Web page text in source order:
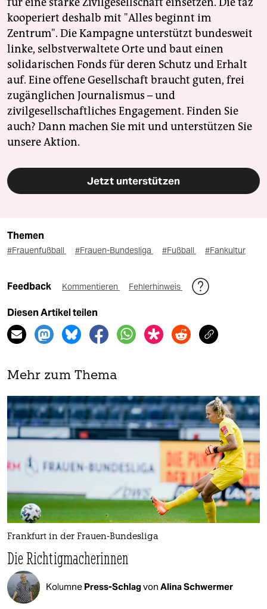
kooperiert deshalb mit "Alles beginnt im
Zentrum". Die Kampagne unterstützt bundesweit
linke, selbstverwaltete Orte und baut einen
solidarischen Fonds für deren Schutz und Erhalt
auf. Eine offene Gesellschaft braucht guten, frei
zugänglichen Journalismus – und
zivilgesellschaftliches Engagement. Finden Sie
auch? Dann machen Sie mit und unterstützen Sie
unsere Aktion.
Jetzt unterstützen
Themen
#Frauenfußball #Frauen-Bundesliga #Fußball #Fankultur
Feedback Kommentieren Fehlerhinweis
Diesen Artikel teilen
Mehr zum Thema
Frankfurt in der Frauen-Bundesliga
Die Richtigmacherinnen
Kolumne Press-Schlagvon Alina Schwermer